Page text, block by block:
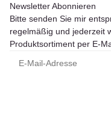
Newsletter Abonnieren
Bitte senden Sie mir
regelmäßig und jederzeit
Produktsortiment per E-